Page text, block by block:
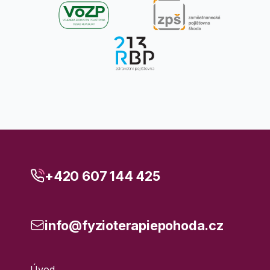
+420 607 144 425
info@fyzioterapiepohoda.cz